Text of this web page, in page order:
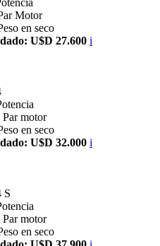
Motor
en seco
U$D 27.600 i
Par motor
en seco
U$D 32.000 i
S
Par motor
en seco